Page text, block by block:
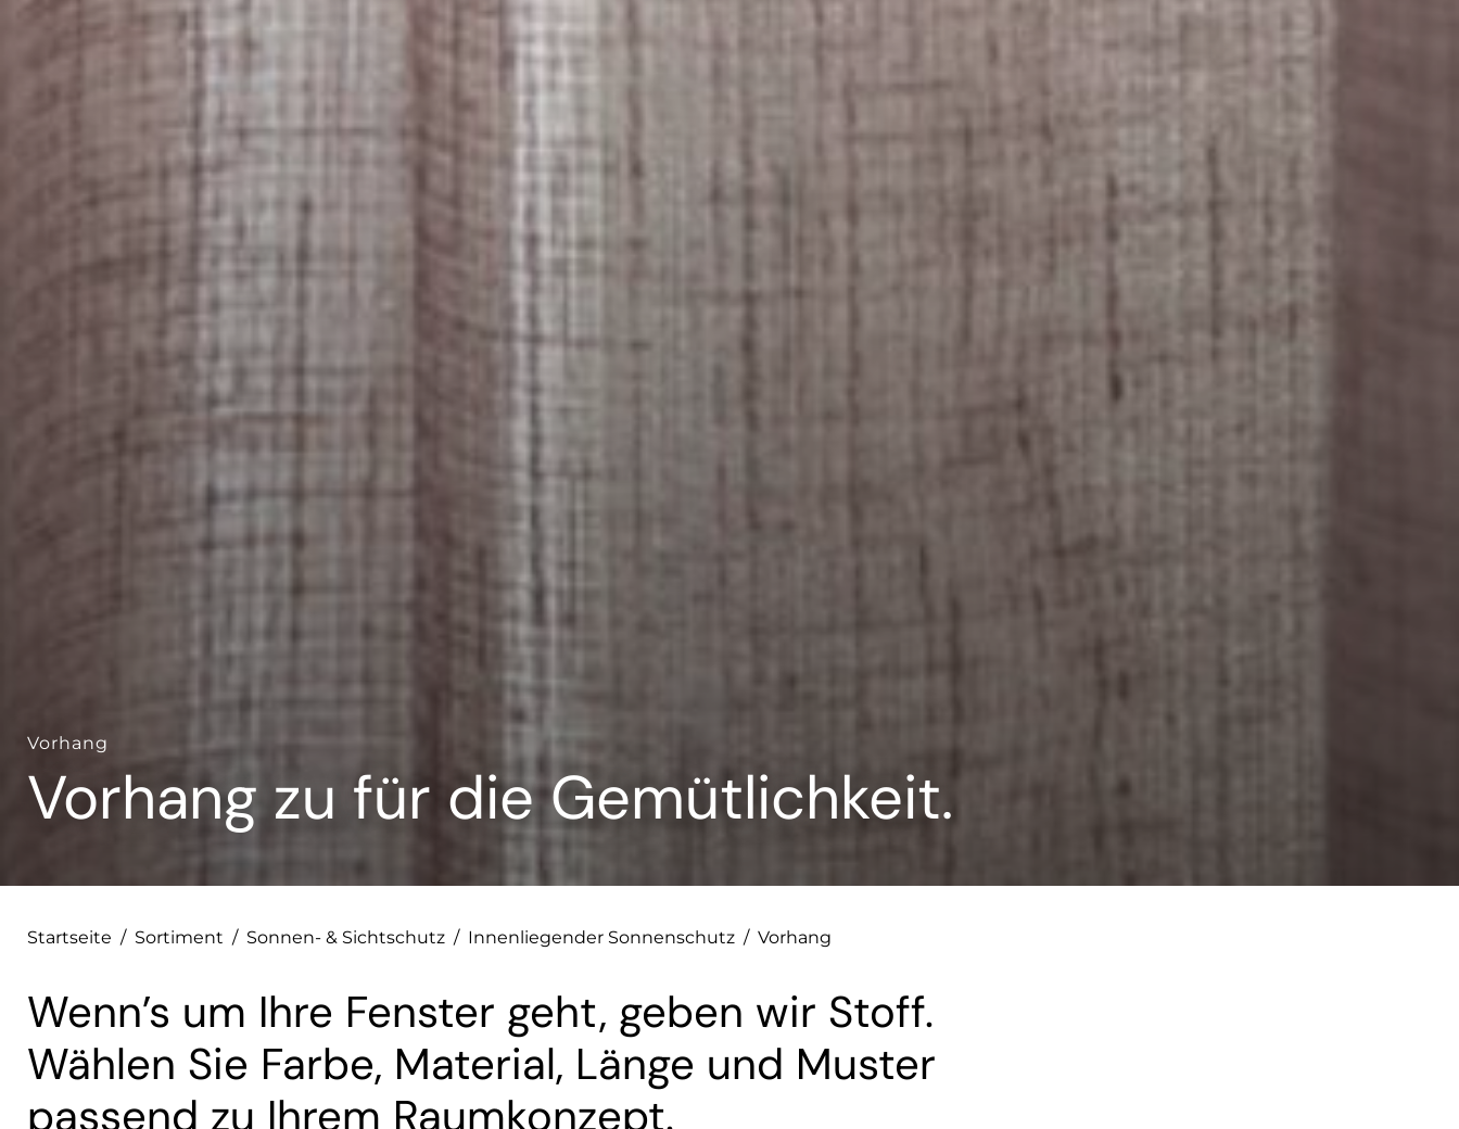
Vorhang
Vorhang zu für die Gemütlichkeit.
Startseite / Sortiment / Sonnen- & Sichtschutz / Innenliegender Sonnenschutz / Vorhang
Wenn’s um Ihre Fenster geht, geben wir Stoff.
Wählen Sie Farbe, Material, Länge und Muster
passend zu Ihrem Raumkonzept.